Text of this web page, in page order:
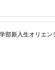
部新入生オリエン